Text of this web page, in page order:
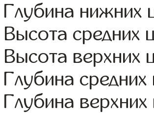
Глубина
Высота
Высота
Глубина
Глубина